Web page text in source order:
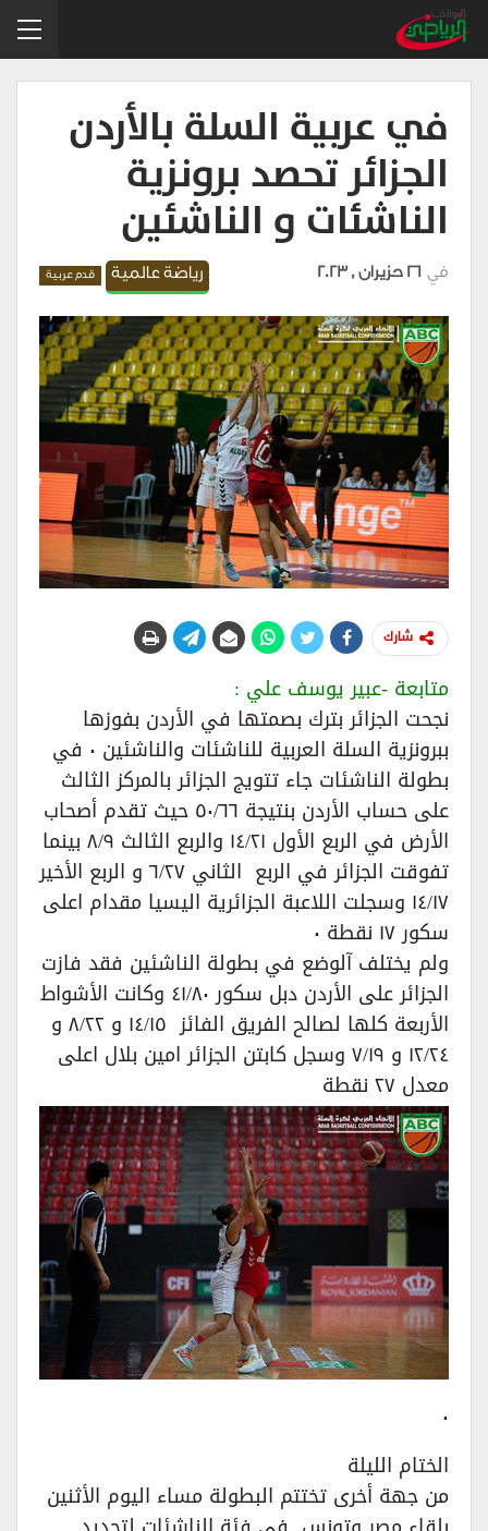
في عربية السلة بالأردن
الجزائر تحصد برونزية
الناشئات و الناشئين
رياضة عالمية قدم عربية في 26 حزيران , 2023
شارك
متابعة -عبير يوسف علي :
نجحت الجزائر بترك بصمتها في الأردن بفوزها
ببرونزية السلة العربية للناشئات والناشئين ٠ في
بطولة الناشئات جاء تتويج الجزائر بالمركز الثالث
على حساب الأردن بنتيجة ٥٠/٦٦ حيث تقدم أصحاب
الأرض في الربع الأول ١٤/٢١ والربع الثالث ٨/٩ بينما
تفوقت الجزائر في الربع الثاني ٦/٢٧ و الربع الأخير
١٤/١٧ وسجلت اللاعبة الجزائرية اليسيا مقدام اعلى
سكور ١٧ نقطة ٠
ولم يختلف آلوضع في بطولة الناشئين فقد فازت
الجزائر على الأردن دبل سكور ٤١/٨٠ وكانت الأشواط
الأربعة كلها لصالح الفريق الفائز ١٤/١٥ و ٨/٢٢ و
١٢/٢٤ و ٧/١٩ وسجل كابتن الجزائر امين بلال اعلى
معدل ٢٧ نقطة
الختام الليلة
من جهة أخرى تختتم البطولة مساء اليوم الأثنين